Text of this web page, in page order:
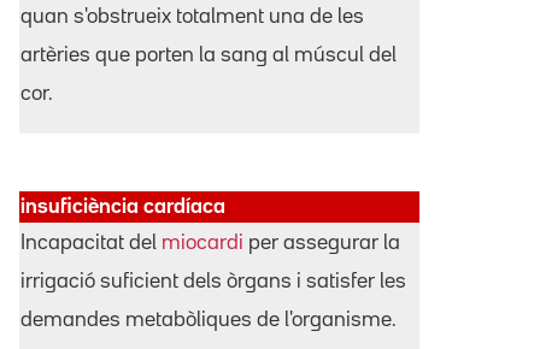
quan s'obstrueix totalment una de les
artèries que porten la sang al múscul del
cor.
insuficiència cardíaca
Incapacitat del miocardi per assegurar la
irrigació suficient dels òrgans i satisfer les
demandes metabòliques de l'organisme.